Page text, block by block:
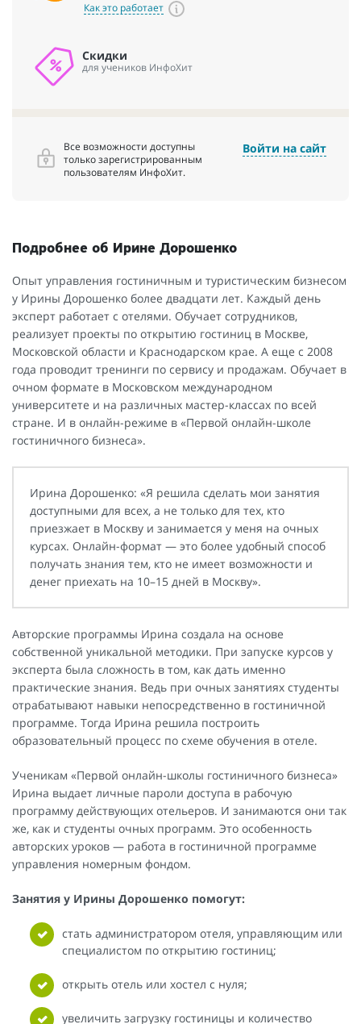
Как это работает
Скидки
для учеников ИнфоХит
Все возможности доступны
только зарегистрированным
пользователям ИнфоХит.
Войти на сайт
Подробнее об Ирине Дорошенко
Опыт управления гостиничным и туристическим бизнесом
у Ирины Дорошенко более двадцати лет. Каждый день
эксперт работает с отелями. Обучает сотрудников,
реализует проекты по открытию гостиниц в Москве,
Московской области и Краснодарском крае. А еще с 2008
года проводит тренинги по сервису и продажам. Обучает в
очном формате в Московском международном
университете и на различных мастер-классах по всей
стране. И в онлайн-режиме в «Первой онлайн-школе
гостиничного бизнеса».
Ирина Дорошенко: «Я решила сделать мои занятия
доступными для всех, а не только для тех, кто
приезжает в Москву и занимается у меня на очных
курсах. Онлайн-формат — это более удобный способ
получать знания тем, кто не имеет возможности и
денег приехать на 10–15 дней в Москву».
Авторские программы Ирина создала на основе
собственной уникальной методики. При запуске курсов у
эксперта была сложность в том, как дать именно
практические знания. Ведь при очных занятиях студенты
отрабатывают навыки непосредственно в гостиничной
программе. Тогда Ирина решила построить
образовательный процесс по схеме обучения в отеле.
Ученикам «Первой онлайн-школы гостиничного бизнеса»
Ирина выдает личные пароли доступа в рабочую
программу действующих отельеров. И занимаются они так
же, как и студенты очных программ. Это особенность
авторских уроков — работа в гостиничной программе
управления номерным фондом.
Занятия у Ирины Дорошенко помогут:
стать администратором отеля, управляющим или
специалистом по открытию гостиниц;
открыть отель или хостел с нуля;
увеличить загрузку гостиницы и количество